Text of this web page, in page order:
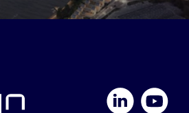
YouTube